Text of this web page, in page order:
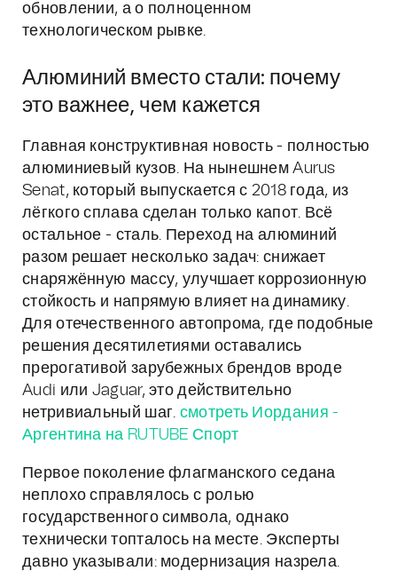
обновлении, а о полноценном
технологическом рывке.
Алюминий вместо стали: почему
это важнее, чем кажется
Главная конструктивная новость - полностью
алюминиевый кузов. На нынешнем Aurus
Senat, который выпускается с 2018 года, из
лёгкого сплава сделан только капот. Всё
остальное - сталь. Переход на алюминий
разом решает несколько задач: снижает
снаряжённую массу, улучшает коррозионную
стойкость и напрямую влияет на динамику.
Для отечественного автопрома, где подобные
решения десятилетиями оставались
прерогативой зарубежных брендов вроде
Audi или Jaguar, это действительно
нетривиальный шаг. смотреть Иордания -
Аргентина на RUTUBE Спорт
Первое поколение флагманского седана
неплохо справлялось с ролью
государственного символа, однако
технически топталось на месте. Эксперты
давно указывали: модернизация назрела.